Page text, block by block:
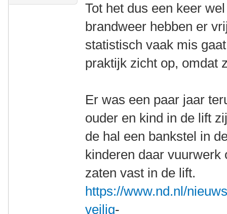
Tot het dus een keer
brandweer hebben er
statistisch vaak mis
praktijk zicht op, omdat
Er was een paar jaar
ouder en kind in de lift
de hal een bankstel in
kinderen daar vuurwerk
zaten vast in de lift.
https://www.nd.nl/
veilig-